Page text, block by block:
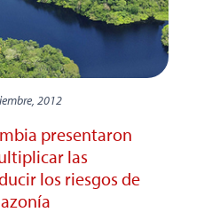
2012
presentaron
las
los riesgos de